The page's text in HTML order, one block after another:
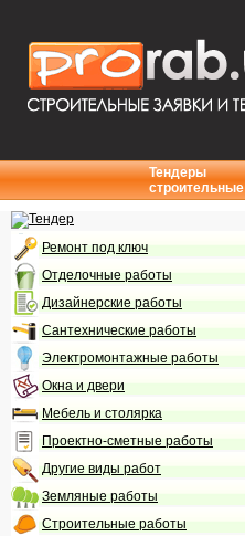
Тендеры
строительные
Ремонт под ключ
Отделочные работы
Дизайнерские работы
Сантехнические работы
Электромонтажные работы
Окна и двери
Мебель и столярка
Проектно-сметные работы
Другие виды работ
Земляные работы
Строительные работы